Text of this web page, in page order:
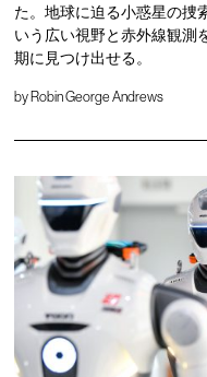
た。地球に迫る小惑星の捜
いう広い視野と赤外線観測
期に見つけ出せる。
byRobin George Andrews